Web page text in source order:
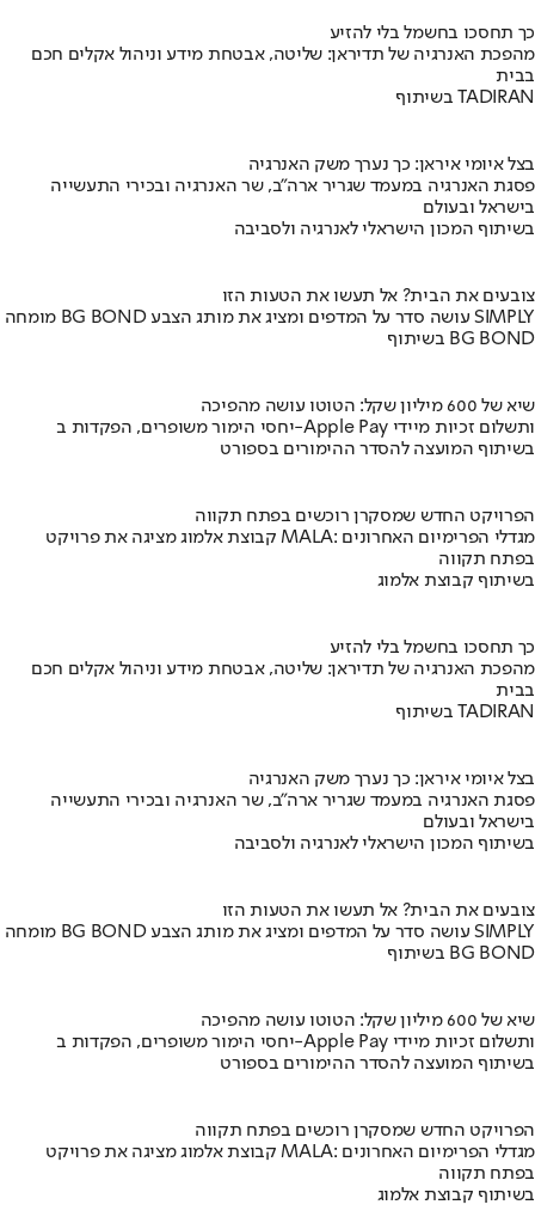
כך תחסכו בחשמל בלי להזיע
מהפכת האנרגיה של תדיראן: שליטה, אבטחת מידע וניהול אקלים חכם
בבית
בשיתוף TADIRAN
בצל איומי איראן: כך נערך משק האנרגיה
פסגת האנרגיה במעמד שגריר ארה"ב, שר האנרגיה ובכירי התעשייה
בישראל ובעולם
בשיתוף המכון הישראלי לאנרגיה ולסביבה
צובעים את הבית? אל תעשו את הטעות הזו
מומחה BG BOND עושה סדר על המדפים ומציג את מותג הצבע SIMPLY
בשיתוף BG BOND
שיא של 600 מיליון שקל: הטוטו עושה מהפיכה
יחסי הימור משופרים, הפקדות ב-Apple Pay ותשלום זכיות מיידי
בשיתוף המועצה להסדר ההימורים בספורט
הפרויקט החדש שמסקרן רוכשים בפתח תקווה
קבוצת אלמוג מציגה את פרויקט MALA: מגדלי הפרימיום האחרונים
בפתח תקווה
בשיתוף קבוצת אלמוג
כך תחסכו בחשמל בלי להזיע
מהפכת האנרגיה של תדיראן: שליטה, אבטחת מידע וניהול אקלים חכם
בבית
בשיתוף TADIRAN
בצל איומי איראן: כך נערך משק האנרגיה
פסגת האנרגיה במעמד שגריר ארה"ב, שר האנרגיה ובכירי התעשייה
בישראל ובעולם
בשיתוף המכון הישראלי לאנרגיה ולסביבה
צובעים את הבית? אל תעשו את הטעות הזו
מומחה BG BOND עושה סדר על המדפים ומציג את מותג הצבע SIMPLY
בשיתוף BG BOND
שיא של 600 מיליון שקל: הטוטו עושה מהפיכה
יחסי הימור משופרים, הפקדות ב-Apple Pay ותשלום זכיות מיידי
בשיתוף המועצה להסדר ההימורים בספורט
הפרויקט החדש שמסקרן רוכשים בפתח תקווה
קבוצת אלמוג מציגה את פרויקט MALA: מגדלי הפרימיום האחרונים
בפתח תקווה
בשיתוף קבוצת אלמוג